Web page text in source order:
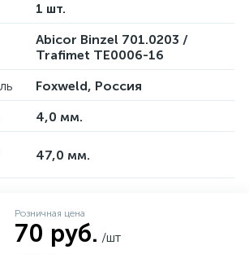
1 шт.
Abicor Binzel 701.0203 /
Trafimet TE0006-16
Foxweld, Россия
4,0 мм.
47,0 мм.
Розничная цена
70 руб. /шт